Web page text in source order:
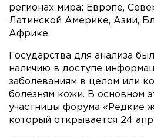
регионах мира: Европе,
Латинской Америке, Азии,
Африке.
Государства для анализа
наличию в доступе
заболеваниям в целом или
болезням кожи. В основном
участницы форума «Редкие
который открывается 24